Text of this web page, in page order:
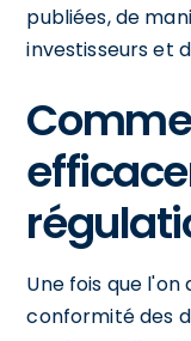
publiées, de
investisseurs et
Une fois que l'on
conformité des